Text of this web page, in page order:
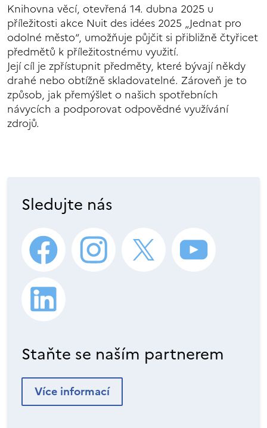
Knihovna věcí, otevřená 14. dubna 2025 u
příležitosti akce Nuit des idées 2025 „Jednat pro
odolné město“, umožňuje půjčit si přibližně čtyřicet
předmětů k příležitostnému využití.
Její cíl je zpřístupnit předměty, které bývají někdy
drahé nebo obtížně skladovatelné. Zároveň je to
způsob, jak přemýšlet o našich spotřebních
návycích a podporovat odpovědné využívání
zdrojů.
Sledujte nás
Staňte se naším partnerem
Více informací